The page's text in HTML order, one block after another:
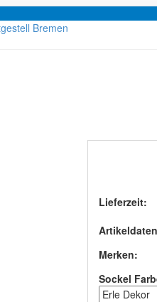
Bremen
Lieferzeit:
Merken:
Sockel